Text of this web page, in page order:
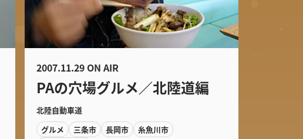
2007.11.29 ON AIR
PAの穴場グルメ／北陸道編
北陸自動車道
グルメ
三条市 長岡市
糸魚川市